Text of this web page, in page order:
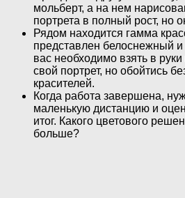
мольберт, а на нем
портрета в полный рост, но
Рядом находится гамма
представлен белоснежный
вас необходимо взять в руки
свой портрет, но обойтись
красителей.
Когда работа завершена,
маленькую дистанцию и
итог. Какого цветового
больше?